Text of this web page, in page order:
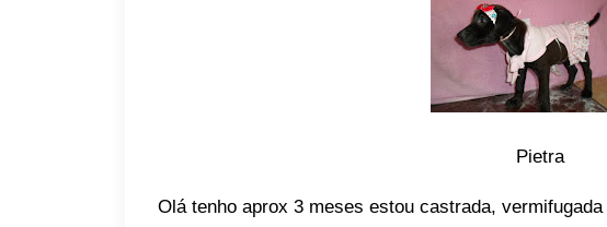
Pietra
Olá tenho aprox 3 meses estou castrada,